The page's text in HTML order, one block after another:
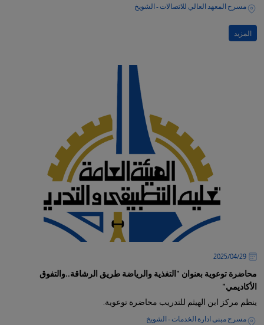
مسرح المعهد العالي للاتصالات - الشويخ
المزيد
29‏/04‏/2025
محاضرة توعوية بعنوان "التغذية والرياضة طريق الرشاقة..والتفوق
الأكاديمي"
ينظم مركز ابن الهيثم للتدريب محاضرة توعوية.
مسرح مبنى ادارة الخدمات - الشويخ